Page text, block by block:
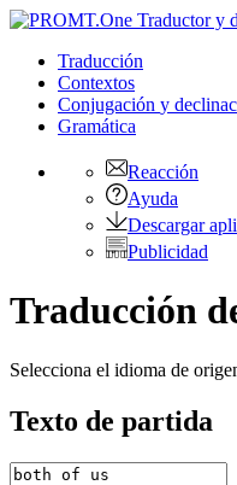
Traducción
Contextos
Conjugación y
Gramática
Reacción
Ayuda
Descargar
Publicidad
Traducción
Selecciona el idioma de
Texto de partida